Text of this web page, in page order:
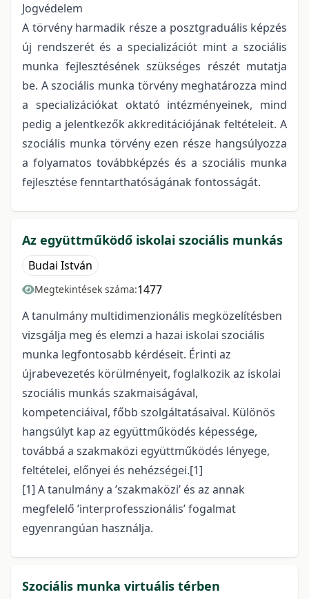
Jogvédelem
A törvény harmadik része a posztgraduális képzés
új rendszerét és a specializációt mint a szociális
munka fejlesztésének szükséges részét mutatja
be. A szociális munka törvény meghatározza mind
a specializációkat oktató intézményeinek, mind
pedig a jelentkezők akkreditációjának feltételeit. A
szociális munka törvény ezen része hangsúlyozza
a folyamatos továbbképzés és a szociális munka
fejlesztése fenntarthatóságának fontosságát.
Az együttműködő iskolai szociális munkás
Budai István
Megtekintések száma:1477
A tanulmány multidimenzionális megközelítésben
vizsgálja meg és elemzi a hazai iskolai szociális
munka legfontosabb kérdéseit. Érinti az
újrabevezetés körülményeit, foglalkozik az iskolai
szociális munkás szakmaiságával,
kompetenciáival, főbb szolgáltatásaival. Különös
hangsúlyt kap az együttműködés képessége,
továbbá a szakmaközi együttműködés lényege,
feltételei, előnyei és nehézségei.[1]
[1] A tanulmány a ’szakmaközi’ és az annak
megfelelő ’interprofesszionális’ fogalmat
egyenrangúan használja.
Szociális munka virtuális térben